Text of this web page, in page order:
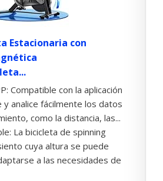
Estacionaria con
Compatible con la aplicación
analice fácilmente los datos
como la distancia, las...
La bicicleta de spinning
cuya altura se puede
a las necesidades de